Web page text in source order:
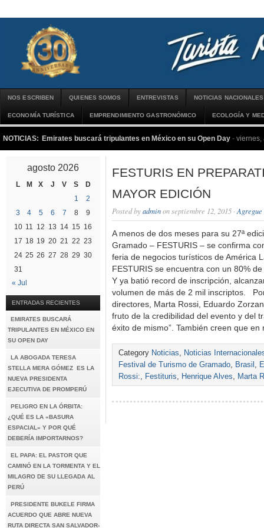
NOS ESCRIBEN QUIENES SOMOS ENTREVISTAS NOTICIAS NACIONALES
ECONOMÍA TURÍSTICA EMPRENDIMIENTO GASTRONÓMICO ECOLOGÍA Y
NOTICIAS: Emirates buscará tripulantes en México en su Open Day - viernes,
agosto 2026
L M X J V S
D
1
2
3
4 5 6 7 8
9
10 11 12 13 14 15 16
17 18 19 20 21 22 23
24 25 26 27 28 29 30
31
« Jul
ENTRADAS RECIENTES
EMIRATES BUSCARÁ
TRIPULANTES EN MÉXICO EN
SU OPEN DAY
LA ABOGADA TERESA
STELLA MERA GÓMEZ ES LA
NUEVA PRESIDENTA
EJECUTIVA DE PROMPERÚ
PELIGRO EN LA ÓRBITA:
¿QUÉ ES LA «BASURA
ESPACIAL» Y POR QUÉ
DEBERÍA IMPORTARNOS?
EL PAPA: EL PASTOR QUE
CAMINÓ EN LA TORMENTA Y EL
MILAGRO DE SU LLEGADA AL
PERÚ
PRESIDENTE BUKELE FIRMA
ACUERDO QUE ABRE NUEVA
RUTA DIRECTA SAN SALVADOR-
FESTURIS EN
MAYOR EDICIÓN
Posted byadminon septiembre 12, 2015 ·
A menos de dos meses para su 27ª
Gramado – FESTURIS – se confirma
feria de negocios turísticos de América
FESTURIS se encuentra con un 80%
Y ya batió record de inscripción,
volumen de más de 2 mil inscriptos.
directores, Marta Rossi, Eduardo
fruto de la credibilidad del evento y del
éxito de mismo”. También creen que
Category Noticias, Noticias
Festival de Turismo de Gramado, Brasil ,
Rossi:, Festituris, Henrique Alves, Marta